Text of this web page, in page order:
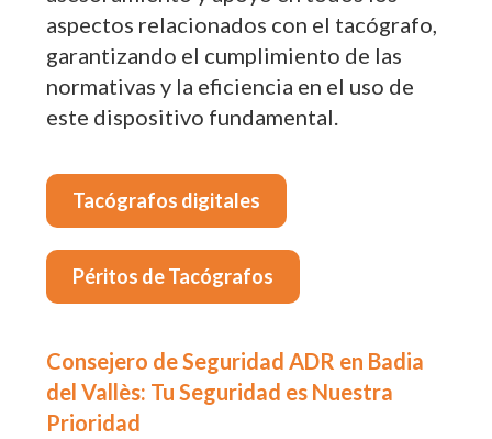
aspectos relacionados con el tacógrafo,
garantizando el cumplimiento de las
normativas y la eficiencia en el uso de
este dispositivo fundamental.
Tacógrafos digitales
Péritos de Tacógrafos
Consejero de Seguridad ADR en Badia
del Vallès: Tu Seguridad es Nuestra
Prioridad